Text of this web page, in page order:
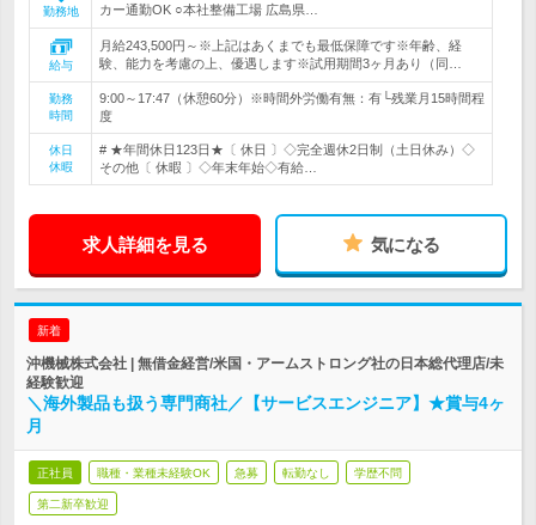
勤務地 カー通勤OK ○本社整備工場 広島県…
給与
月給243,500円～※上記はあくまでも最低保障です※年齢、経
験、能力を考慮の上、優遇します※試用期間3ヶ月あり（同…
勤務
時間
9:00～17:47（休憩60分）※時間外労働有無：有└残業月15時間程
度
休日
休暇
# ★年間休日123日★〔 休日 〕◇完全週休2日制（土日休み）◇
その他〔 休暇 〕◇年末年始◇有給…
求人詳細を見る 気になる
新着
沖機械株式会社 | 無借金経営/米国・アームストロング社の日本総代理店/未
経験歓迎
＼海外製品も扱う専門商社／【サービスエンジニア】★賞与4ヶ
月
正社員 職種・業種未経験OK 急募 転勤なし 学歴不問
第二新卒歓迎